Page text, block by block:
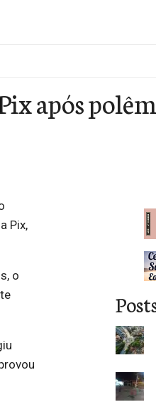
após
Pix,
o